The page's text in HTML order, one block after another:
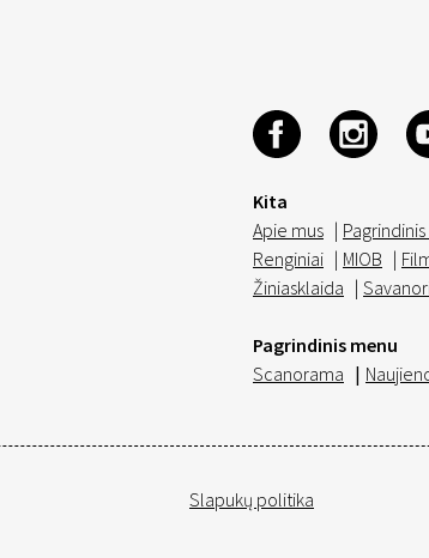
Kita
Apie mus |
Renginiai | MIOB |
Žiniasklaida |
Pagrindinis menu
Scanorama |
Slapukų politika